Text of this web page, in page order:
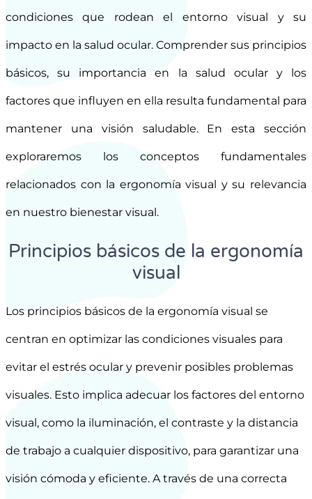
condiciones que rodean el entorno visual y su
impacto en la salud ocular. Comprender sus principios
básicos, su importancia en la salud ocular y los
factores que influyen en ella resulta fundamental para
mantener una visión saludable. En esta sección
exploraremos los conceptos fundamentales
relacionados con la ergonomía visual y su relevancia
en nuestro bienestar visual.
Principios básicos de la ergonomía
visual
Los principios básicos de la ergonomía visual se
centran en optimizar las condiciones visuales para
evitar el estrés ocular y prevenir posibles problemas
visuales. Esto implica adecuar los factores del entorno
visual, como la iluminación, el contraste y la distancia
de trabajo a cualquier dispositivo, para garantizar una
visión cómoda y eficiente. A través de una correcta